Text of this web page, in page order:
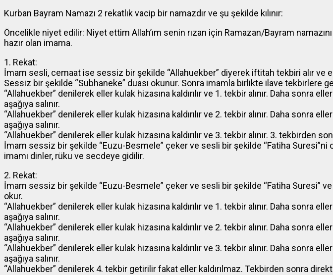
Kurban Bayram Namazı 2 rekatlık vacip bir namazdır ve şu şekilde kılınır:
Öncelikle niyet edilir: Niyet ettim Allah’ım senin rızan için Ramazan/Bayram
hazır olan imama.
1. Rekat:
İmam sesli, cemaat ise sessiz bir şekilde “Allahuekber” diyerek iftitah tekbiri alır ve
Sessiz bir şekilde “Subhaneke” duası okunur. Sonra imamla birlikte ilave tekbirlere
“Allahuekber” denilerek eller kulak hizasına kaldırılır ve 1. tekbir alınır. Daha sonra
aşağıya salınır.
“Allahuekber” denilerek eller kulak hizasına kaldırılır ve 2. tekbir alınır. Daha sonra
aşağıya salınır.
“Allahuekber” denilerek eller kulak hizasına kaldırılır ve 3. tekbir alınır. 3. tekbirden
İmam sessiz bir şekilde “Euzu-Besmele” çeker ve sesli bir şekilde “Fatiha Suresi”ni
imamı dinler, rüku ve secdeye gidilir.
2. Rekat:
İmam sessiz bir şekilde “Euzu-Besmele” çeker ve sesli bir şekilde “Fatiha Suresi” ve
okur.
“Allahuekber” denilerek eller kulak hizasına kaldırılır ve 1. tekbir alınır. Daha sonra
aşağıya salınır.
“Allahuekber” denilerek eller kulak hizasına kaldırılır ve 2. tekbir alınır. Daha sonra
aşağıya salınır.
“Allahuekber” denilerek eller kulak hizasına kaldırılır ve 3. tekbir alınır. Daha sonra
aşağıya salınır.
“Allahuekber” denilerek 4. tekbir getirilir fakat eller kaldırılmaz. Tekbirden sonra